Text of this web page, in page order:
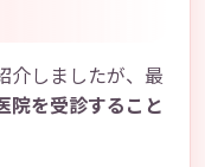
介しましたが、最
院を受診すること